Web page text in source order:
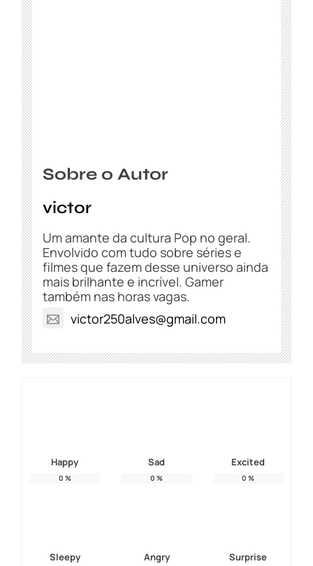
Sobre o Autor
victor
Um amante da cultura Pop no geral.
Envolvido com tudo sobre séries e
filmes que fazem desse universo ainda
mais brilhante e incrível. Gamer
também nas horas vagas.
victor250alves@gmail.com
Happy
0 %
Sad
0 %
Excited
0 %
Sleepy Angry Surprise